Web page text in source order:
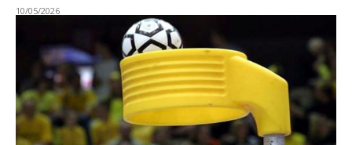
10/05/2026